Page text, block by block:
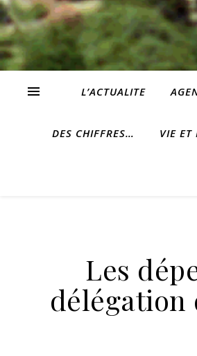
L’ACTUALITE
DES CHIFFRES… VIE ET
Les
délégation